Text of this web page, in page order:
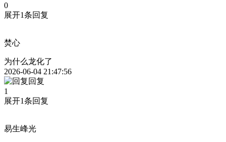
0
展开1条回复
焚心
为什么龙化了
2026-06-04 21:47:56
回复
1
展开1条回复
易生峰光